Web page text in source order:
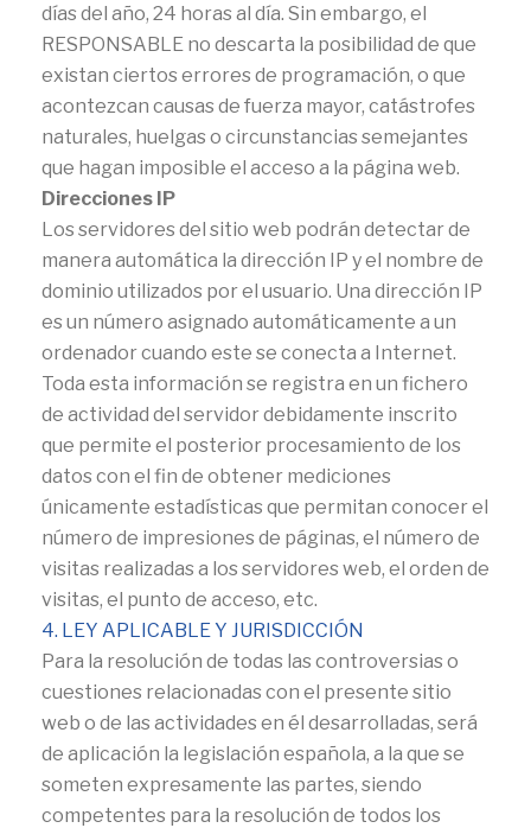
días del año, 24 horas al día. Sin embargo, el
RESPONSABLE no descarta la posibilidad de que
existan ciertos errores de programación, o que
acontezcan causas de fuerza mayor, catástrofes
naturales, huelgas o circunstancias semejantes
que hagan imposible el acceso a la página web.
Direcciones IP
Los servidores del sitio web podrán detectar de
manera automática la dirección IP y el nombre de
dominio utilizados por el usuario. Una dirección IP
es un número asignado automáticamente a un
ordenador cuando este se conecta a Internet.
Toda esta información se registra en un fichero
de actividad del servidor debidamente inscrito
que permite el posterior procesamiento de los
datos con el fin de obtener mediciones
únicamente estadísticas que permitan conocer el
número de impresiones de páginas, el número de
visitas realizadas a los servidores web, el orden de
visitas, el punto de acceso, etc.
4. LEY APLICABLE Y JURISDICCIÓN
Para la resolución de todas las controversias o
cuestiones relacionadas con el presente sitio
web o de las actividades en él desarrolladas, será
de aplicación la legislación española, a la que se
someten expresamente las partes, siendo
competentes para la resolución de todos los